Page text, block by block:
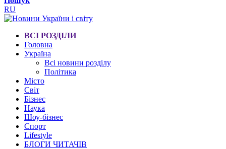
RU
ВСІ РОЗДІЛИ
Головна
Україна
Всі новини розділу
Політика
Місто
Світ
Бізнес
Наука
Шоу-бізнес
Спорт
Lifestyle
БЛОГИ ЧИТАЧІВ